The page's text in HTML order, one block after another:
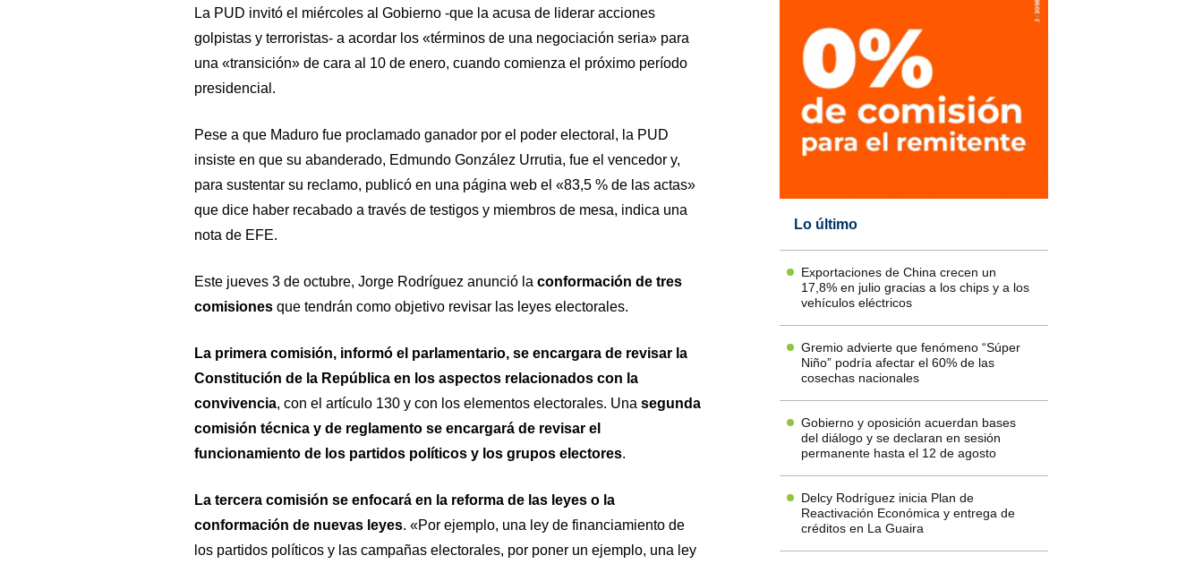
La PUD invitó el miércoles al Gobierno -que la acusa de liderar acciones
golpistas y terroristas- a acordar los «términos de una negociación seria» para
una «transición» de cara al 10 de enero, cuando comienza el próximo período
presidencial.
Pese a que Maduro fue proclamado ganador por el poder electoral, la PUD
insiste en que su abanderado, Edmundo González Urrutia, fue el vencedor y,
para sustentar su reclamo, publicó en una página web el «83,5 % de las actas»
que dice haber recabado a través de testigos y miembros de mesa, indica una
nota de EFE.
Este jueves 3 de octubre, Jorge Rodríguez anunció la conformación de tres
comisionesque tendrán como objetivo revisar las leyes electorales.
La primera comisión, informó el parlamentario, se encargara de revisar la
Constitución de la República en los aspectos relacionados con la
convivencia, con el artículo 130 y con los elementos electorales. Una segunda
comisión técnica y de reglamento se encargará de revisar el
funcionamiento de los partidos políticos y los grupos electores.
La tercera comisión se enfocará en la reforma de las leyes o la
conformación de nuevas leyes. «Por ejemplo, una ley de financiamiento de
los partidos políticos y las campañas electorales, por poner un ejemplo, una ley
Lo último
Exportaciones de China crecen un
17,8% en julio gracias a los chips y a los
vehículos eléctricos
Gremio advierte que fenómeno “Súper
Niño” podría afectar el 60% de las
cosechas nacionales
Gobierno y oposición acuerdan bases
del diálogo y se declaran en sesión
permanente hasta el 12 de agosto
Delcy Rodríguez inicia Plan de
Reactivación Económica y entrega de
créditos en La Guaira